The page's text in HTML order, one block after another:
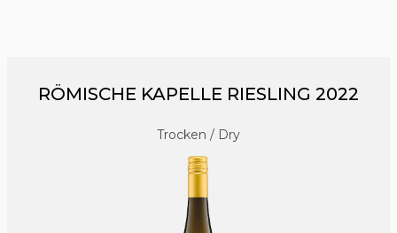
RÖMISCHE KAPELLE RIESLING 2022
Trocken / Dry